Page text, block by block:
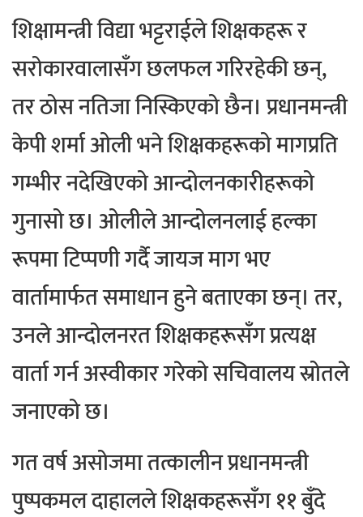
शिक्षामन्त्री विद्या भट्टराईले शिक्षकहरू र
सरोकारवालासँग छलफल गरिरहेकी छन्,
तर ठोस नतिजा निस्किएको छैन। प्रधानमन्त्री
केपी शर्मा ओली भने शिक्षकहरूको मागप्रति
गम्भीर नदेखिएको आन्दोलनकारीहरूको
गुनासो छ। ओलीले आन्दोलनलाई हल्का
रूपमा टिप्पणी गर्दै जायज माग भए
वार्तामार्फत समाधान हुने बताएका छन्। तर,
उनले आन्दोलनरत शिक्षकहरूसँग प्रत्यक्ष
वार्ता गर्न अस्वीकार गरेको सचिवालय स्रोतले
जनाएको छ।
गत वर्ष असोजमा तत्कालीन प्रधानमन्त्री
पुष्पकमल दाहालले शिक्षकहरूसँग ११ बुँदे